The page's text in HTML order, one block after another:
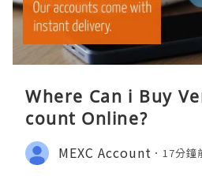
Where Can i Buy
count Online?
MEXC Account 17分鐘